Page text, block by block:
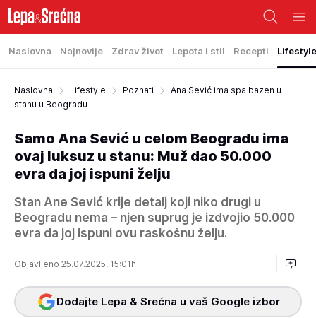
Naslovna Najnovije Zdrav život Lepota i stil Recepti Lifestyle
Naslovna Lifestyle Poznati
Ana Sević ima spa bazen u
stanu u Beogradu
Samo Ana Sević u celom Beogradu ima
ovaj luksuz u stanu: Muž dao 50.000
evra da joj ispuni želju
Stan Ane Sević krije detalj koji niko drugi u
Beogradu nema – njen suprug je izdvojio 50.000
evra da joj ispuni ovu raskošnu želju.
Objavljeno 25.07.2025. 15:01h
Dodajte Lepa & Srećna u vaš Google izbor